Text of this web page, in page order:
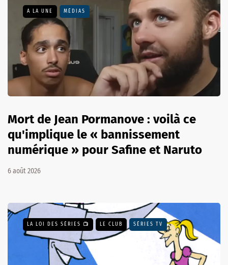
A LA UNE MÉDIAS
Mort de Jean Pormanove : voilà ce
qu'implique le « bannissement
numérique » pour Safine et Naruto
6 août 2026
LA LOI DES SÉRIES 📺 LE CLUB SÉRIES TV